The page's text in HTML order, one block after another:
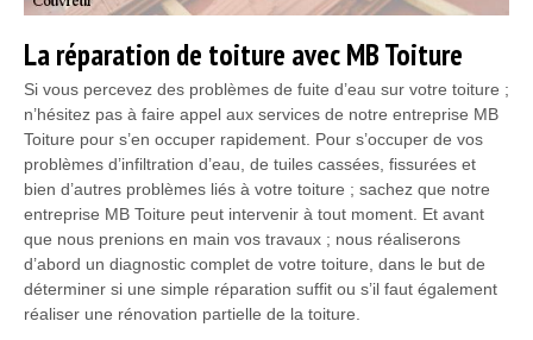
La réparation de toiture avec MB Toiture
Si vous percevez des problèmes de fuite d’eau sur votre toiture ;
n’hésitez pas à faire appel aux services de notre entreprise MB
Toiture pour s’en occuper rapidement. Pour s’occuper de vos
problèmes d’infiltration d’eau, de tuiles cassées, fissurées et
bien d’autres problèmes liés à votre toiture ; sachez que notre
entreprise MB Toiture peut intervenir à tout moment. Et avant
que nous prenions en main vos travaux ; nous réaliserons
d’abord un diagnostic complet de votre toiture, dans le but de
déterminer si une simple réparation suffit ou s’il faut également
réaliser une rénovation partielle de la toiture.